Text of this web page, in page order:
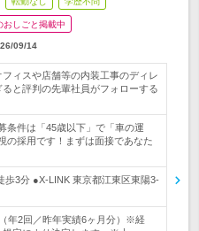
おしごと掲載中
09/14
ィスや店舗等の内装工事のディレ
と評判の先輩社員がフォローする
条件は「45歳以下」で「車の運
の採用です！まずは面接であなた
3分 ●X-LINK 東京都江東区東陽3-
年2回／昨年実績6ヶ月分）※経